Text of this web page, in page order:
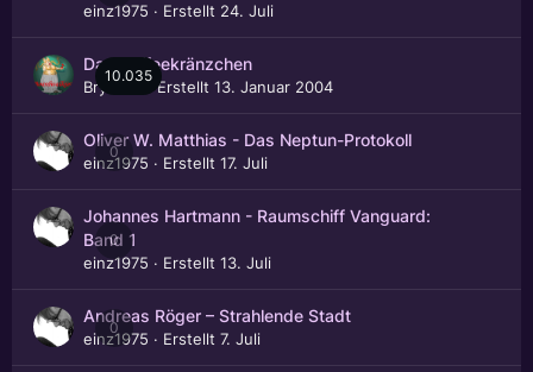
einz1975 · Erstellt 24. Juli
10.035
Das Kaffeekränzchen
Brynhild· Erstellt 13. Januar 2004
0
Oliver W. Matthias - Das Neptun-Protokoll
einz1975 · Erstellt 17. Juli
0
Johannes Hartmann - Raumschiff Vanguard:
Band 1
einz1975 · Erstellt 13. Juli
0
Andreas Röger – Strahlende Stadt
einz1975 · Erstellt 7. Juli